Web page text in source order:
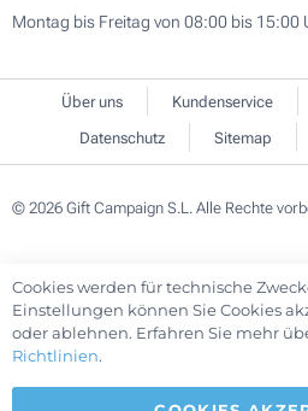
Montag bis Freitag von 08:00 bis 15:00
Über uns Kundenservice
Datenschutz
Sitemap
© 2026 Gift Campaign S.L. Alle Rechte
Cookies werden für technische
Einstellungen können Sie Cookies
oder ablehnen. Erfahren Sie mehr
Richtlinien.